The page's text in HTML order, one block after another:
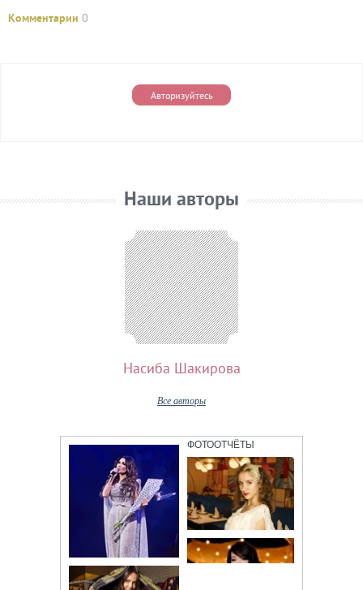
Комментарии 0
Авторизуйтесь
Наши авторы
Насиба Шакирова
Все авторы
ФОТООТЧЁТЫ